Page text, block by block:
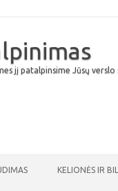
jį patalpinsime Jūsų
KELIONĖS IR